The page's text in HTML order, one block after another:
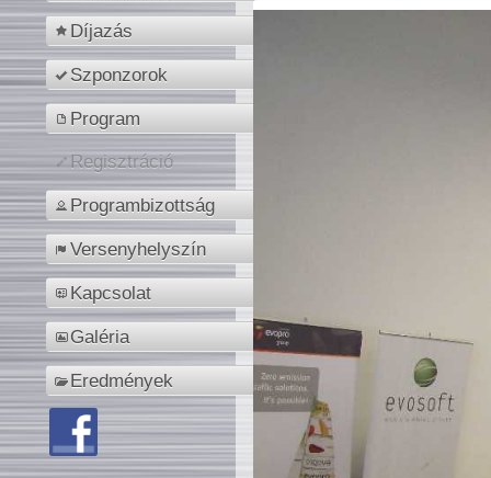
Díjazás
Szponzorok
Program
Regisztráció
Programbizottság
Versenyhelyszín
Kapcsolat
Galéria
Eredmények